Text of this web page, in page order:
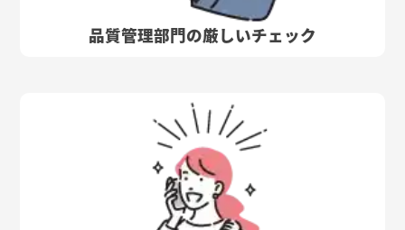
品質管理部門の厳しいチェック